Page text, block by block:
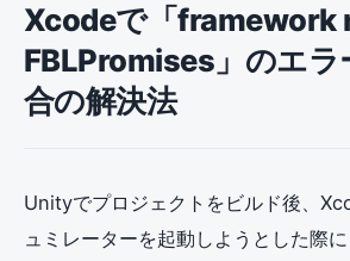
Xcodeで「framework
FBLPromises」のエラ
合の解決法
Unityでプロジェクトをビルド後、
ュミレーターを起動しようとした際